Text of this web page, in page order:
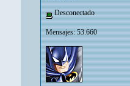
Desconectado
Mensajes: 53.660